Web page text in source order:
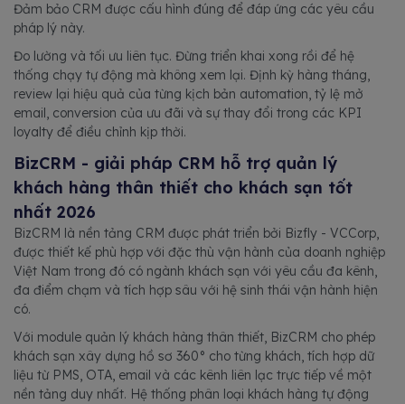
Đảm bảo CRM được cấu hình đúng để đáp ứng các yêu cầu
pháp lý này.
Đo lường và tối ưu liên tục. Đừng triển khai xong rồi để hệ
thống chạy tự động mà không xem lại. Định kỳ hàng tháng,
review lại hiệu quả của từng kịch bản automation, tỷ lệ mở
email, conversion của ưu đãi và sự thay đổi trong các KPI
loyalty để điều chỉnh kịp thời.
BizCRM - giải pháp CRM hỗ trợ quản lý
khách hàng thân thiết cho khách sạn tốt
nhất 2026
BizCRM là nền tảng CRM được phát triển bởi Bizfly - VCCorp,
được thiết kế phù hợp với đặc thù vận hành của doanh nghiệp
Việt Nam trong đó có ngành khách sạn với yêu cầu đa kênh,
đa điểm chạm và tích hợp sâu với hệ sinh thái vận hành hiện
có.
Với module quản lý khách hàng thân thiết, BizCRM cho phép
khách sạn xây dựng hồ sơ 360° cho từng khách, tích hợp dữ
liệu từ PMS, OTA, email và các kênh liên lạc trực tiếp về một
nền tảng duy nhất. Hệ thống phân loại khách hàng tự động